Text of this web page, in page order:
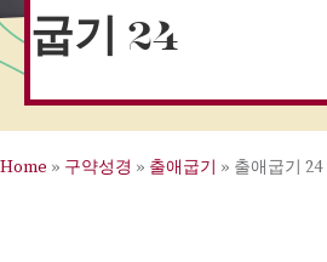
굽기 24
Home » 구약성경 » 출애굽기 » 출애굽기 24